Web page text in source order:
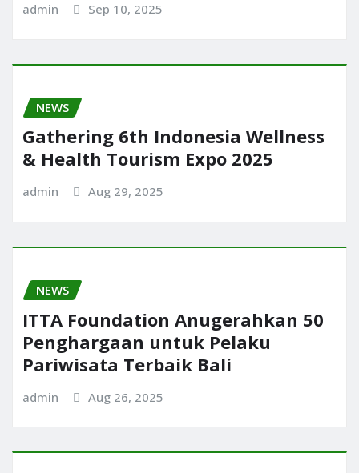
admin Sep 10, 2025
NEWS
Gathering 6th Indonesia Wellness
& Health Tourism Expo 2025
admin Aug 29, 2025
NEWS
ITTA Foundation Anugerahkan 50
Penghargaan untuk Pelaku
Pariwisata Terbaik Bali
admin Aug 26, 2025